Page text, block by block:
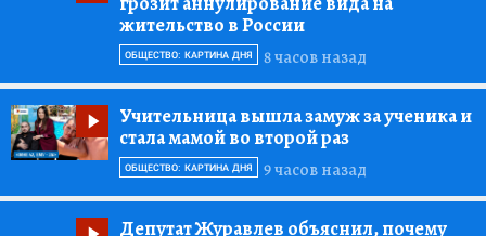
жительство в России
8 часов назад
ОБЩЕСТВО: КАРТИНА ДНЯ
Учительница вышла замуж за ученика и
стала мамой во второй раз
9 часов назад
ОБЩЕСТВО: КАРТИНА ДНЯ
Депутат Журавлев объяснил, почему